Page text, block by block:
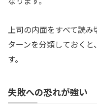
上司の内面をすべて読
ターンを分類しておく
す。
失敗への恐れが強い